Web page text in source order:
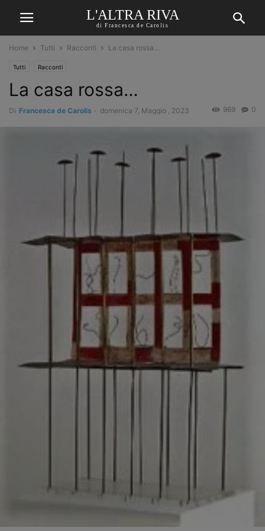
L'ALTRA RIVA
di Francesca de Carolis
Home Tutti Racconti La casa rossa…
Tutti Racconti
La casa rossa…
Di Francesca de Carolis - domenica 7, Maggio , 2023 0
969